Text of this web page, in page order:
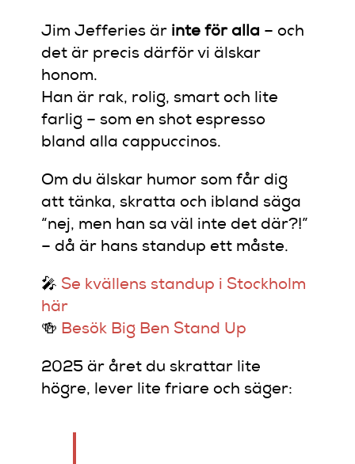
Jim Jefferies är inte för alla – och
det är precis därför vi älskar
honom.
Han är rak, rolig, smart och lite
farlig – som en shot espresso
bland alla cappuccinos.
Om du älskar humor som får dig
att tänka, skratta och ibland säga
“nej, men han sa väl inte det där?!”
– då är hans standup ett måste.
🎤 Se kvällens standup i Stockholm
här
🍻 Besök Big Ben Stand Up
2025 är året du skrattar lite
högre, lever lite friare och säger: